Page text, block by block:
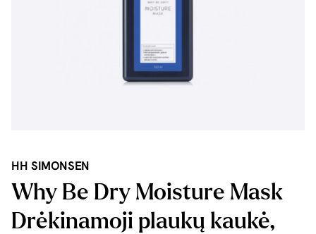
HH SIMONSEN
Why Be Dry Moisture Mask
Drėkinamoji plaukų kaukė,